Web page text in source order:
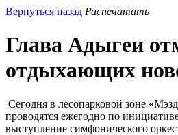
Вернуться назад Распечатать
Глава Адыгеи
отдыхающих
Сегодня в лесопарковой зоне
проводятся ежегодно по
выступление симфонического